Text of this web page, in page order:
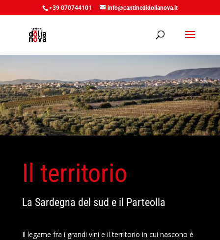
+39 070744101 info@cantinedidolianova.it
Il territorio
La Sardegna del sud e il Parteolla
Il legame fra i grandi vini e il territorio in cui nascono è